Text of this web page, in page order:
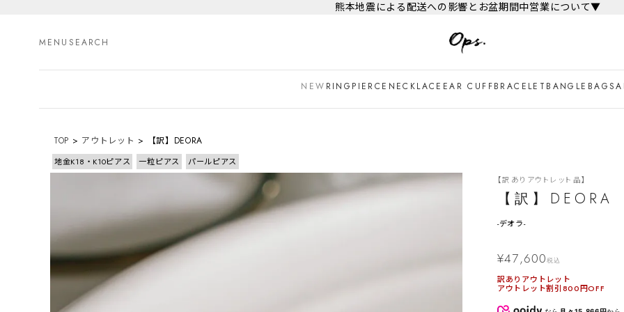
熊本地震による配送への影響とお盆期間中営業について▼
MENU SEARCH
NEW RING PIERCE NECKLACE EAR CUFFBRACELET BANGLE BAG
TOP アウトレット 【訳】DEORA
地金K18・K10ピアス 一粒ピアス パールピアス
【訳ありアウトレット品】
【訳】DEORA
-デオラ-
¥47,600税込
訳ありアウトレット
アウトレット割引800円OFF